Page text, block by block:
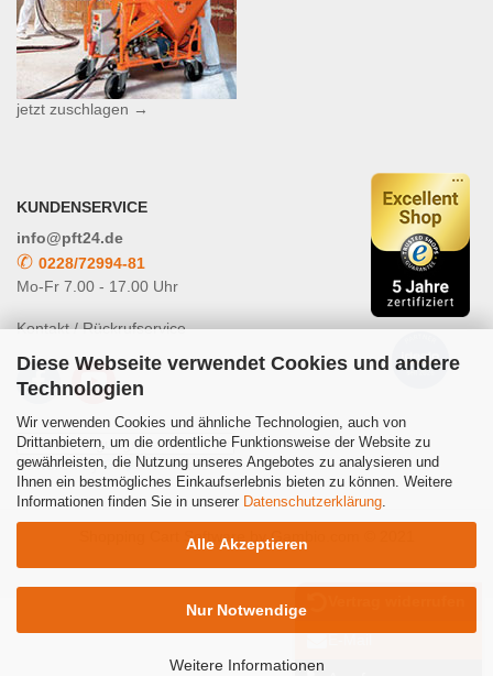
Diese Webseite verwendet Cookies und andere
Technologien
Wir verwenden Cookies und ähnliche Technologien, auch von
Drittanbietern, um die ordentliche Funktionsweise der Website zu
gewährleisten, die Nutzung unseres Angebotes zu analysieren und
Ihnen ein bestmögliches Einkaufserlebnis bieten zu können. Weitere
Informationen finden Sie in unserer Datenschutzerklärung
Alle Akzeptieren
Nur Notwendige
Weitere Informationen
jetzt zuschlagen →
KUNDENSERVICE
info@pft24.de
✆ 0228/72994-81
Mo-Fr 7.00 - 17.00 Uhr
Kontakt / Rückrufservice
Powered by Translate
Shopping Cart Software by Gambio.com © 2021